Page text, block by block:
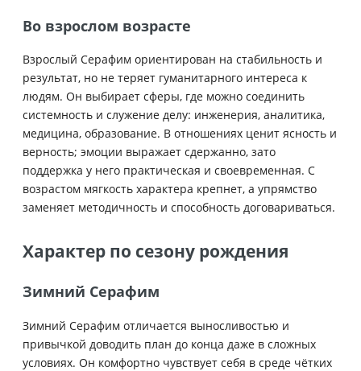
Во взрослом возрасте
Взрослый Серафим ориентирован на стабильность и
результат, но не теряет гуманитарного интереса к
людям. Он выбирает сферы, где можно соединить
системность и служение делу: инженерия, аналитика,
медицина, образование. В отношениях ценит ясность и
верность; эмоции выражает сдержанно, зато
поддержка у него практическая и своевременная. С
возрастом мягкость характера крепнет, а упрямство
заменяет методичность и способность договариваться.
Характер по сезону рождения
Зимний Серафим
Зимний Серафим отличается выносливостью и
привычкой доводить план до конца даже в сложных
условиях. Он комфортно чувствует себя в среде чётких